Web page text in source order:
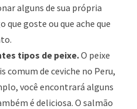
alguns de sua própria
que goste ou que ache que
tipos de peixe.O peixe
comum de ceviche no Peru,
você encontrará alguns
é deliciosa. O salmão